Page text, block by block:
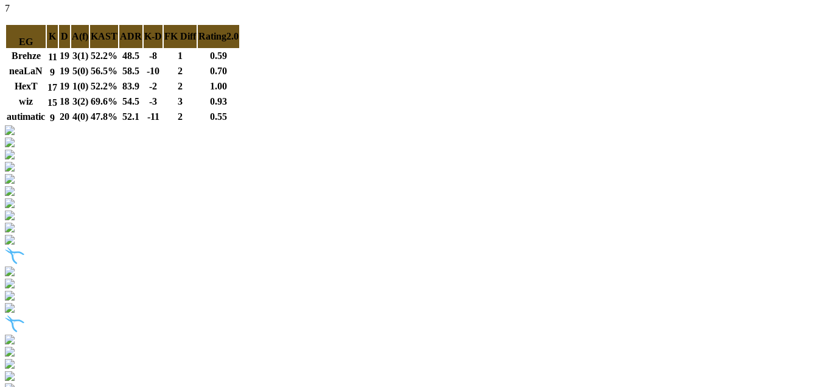
7
EG
K D A(f) KAST ADR K-D FK Diff Rating2.0
Brehze
11 19 3(1) 52.2% 48.5 -8 1
0.59
neaLaN
9 19 5(0) 56.5% 58.5 -10 2
0.70
HexT
17 19 1(0) 52.2% 83.9 -2 2
1.00
wiz
15 18 3(2) 69.6% 54.5 -3 3
0.93
autimatic 9 20 4(0) 47.8% 52.1 -11 2 0.55